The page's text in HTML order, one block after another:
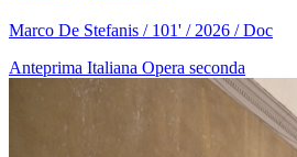
Marco De Stefanis / 101' / 2026 / Doc
Anteprima Italiana Opera seconda